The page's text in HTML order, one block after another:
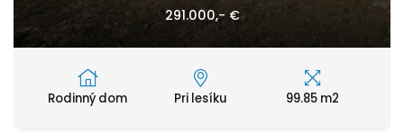
291.000,- €
Rodinný dom Pri lesíku 99.85 m2